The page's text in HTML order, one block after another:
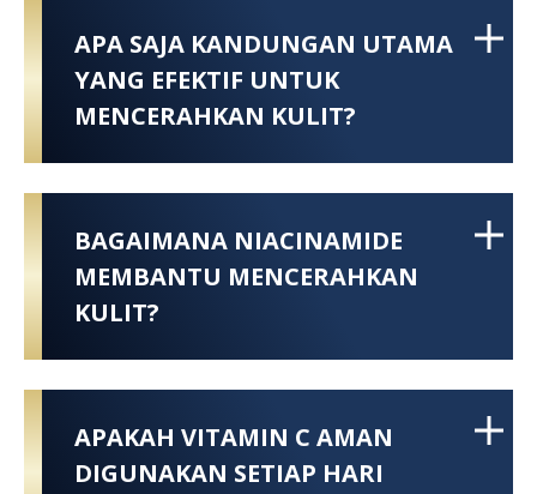
APA SAJA KANDUNGAN UTAMA
YANG EFEKTIF UNTUK
MENCERAHKAN KULIT?
BAGAIMANA NIACINAMIDE
MEMBANTU MENCERAHKAN
KULIT?
APAKAH VITAMIN C AMAN
DIGUNAKAN SETIAP HARI